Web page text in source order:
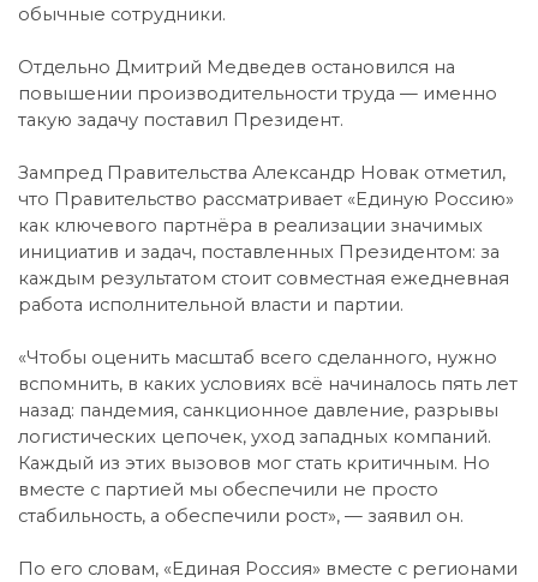
обычные сотрудники.
Отдельно Дмитрий Медведев остановился на
повышении производительности труда — именно
такую задачу поставил Президент.
Зампред Правительства Александр Новак отметил,
что Правительство рассматривает «Единую Россию»
как ключевого партнёра в реализации значимых
инициатив и задач, поставленных Президентом: за
каждым результатом стоит совместная ежедневная
работа исполнительной власти и партии.
«Чтобы оценить масштаб всего сделанного, нужно
вспомнить, в каких условиях всё начиналось пять лет
назад: пандемия, санкционное давление, разрывы
логистических цепочек, уход западных компаний.
Каждый из этих вызовов мог стать критичным. Но
вместе с партией мы обеспечили не просто
стабильность, а обеспечили рост», — заявил он.
По его словам, «Единая Россия» вместе с регионами